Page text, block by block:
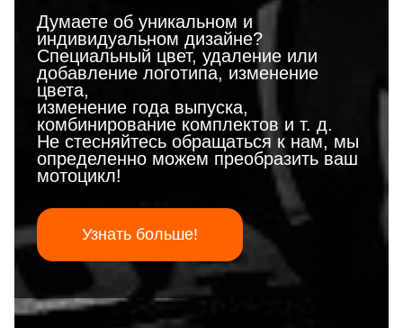
Думаете об уникальном и
индивидуальном дизайне?
Специальный цвет, удаление или
добавление логотипа, изменение
цвета,
изменение года выпуска,
комбинирование комплектов и т. д.
Не стесняйтесь обращаться к нам, мы
определенно можем преобразить ваш
мотоцикл!
Узнать больше!